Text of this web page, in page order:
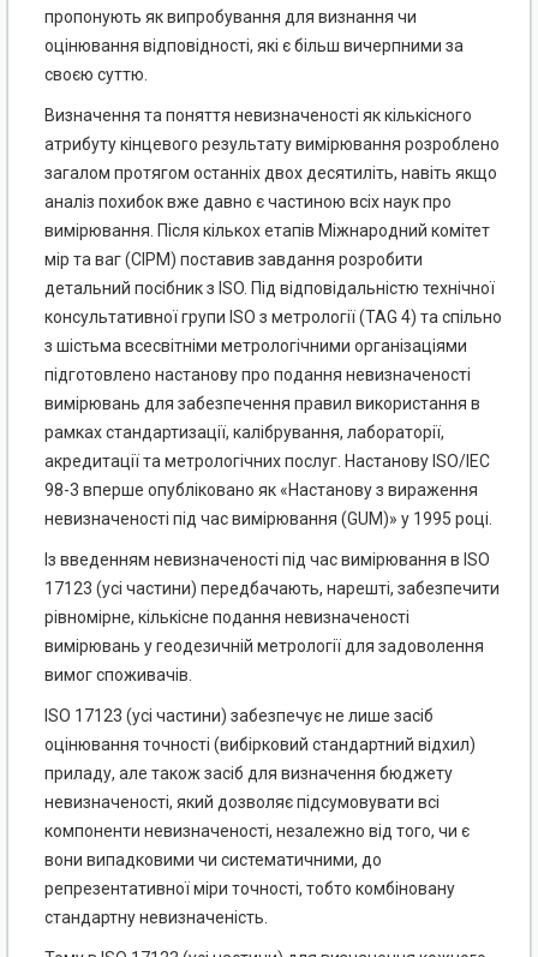
пропонують як випробування для визнання чи
оцінювання відповідності, які є більш вичерпними за
своєю суттю.
Визначення та поняття невизначеності як кількісного
атрибуту кінцевого результату вимірювання розроблено
загалом протягом останніх двох десятиліть, навіть якщо
аналіз похибок вже давно є частиною всіх наук про
вимірювання. Після кількох етапів Міжнародний комітет
мір та ваг (СІРМ) поставив завдання розробити
детальний посібник з ISO. Під відповідальністю технічної
консультативної групи ISO з метрології (TAG 4) та спільно
з шістьма всесвітніми метрологічними організаціями
підготовлено настанову про подання невизначеності
вимірювань для забезпечення правил використання в
рамках стандартизації, калібрування, лабораторії,
акредитації та метрологічних послуг. Настанову ISO/IEC
98-3 вперше опубліковано як «Настанову з вираження
невизначеності під час вимірювання (GUM)» у 1995 році.
Із введенням невизначеності під час вимірювання в ISO
17123 (усі частини) передбачають, нарешті, забезпечити
рівномірне, кількісне подання невизначеності
вимірювань у геодезичній метрології для задоволення
вимог споживачів.
ISO 17123 (усі частини) забезпечує не лише засіб
оцінювання точності (вибірковий стандартний відхил)
приладу, але також засіб для визначення бюджету
невизначеності, який дозволяє підсумовувати всі
компоненти невизначеності, незалежно від того, чи є
вони випадковими чи систематичними, до
репрезентативної міри точності, тобто комбіновану
стандартну невизначеність.